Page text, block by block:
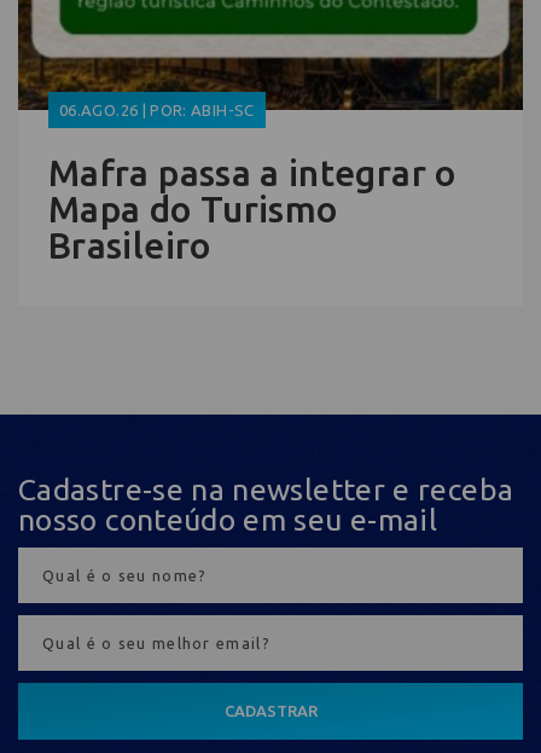
06.AGO.26 | POR: ABIH-SC
Mafra passa a integrar o
Mapa do Turismo
Brasileiro
Cadastre-se na newsletter e receba
nosso conteúdo em seu e-mail
CADASTRAR